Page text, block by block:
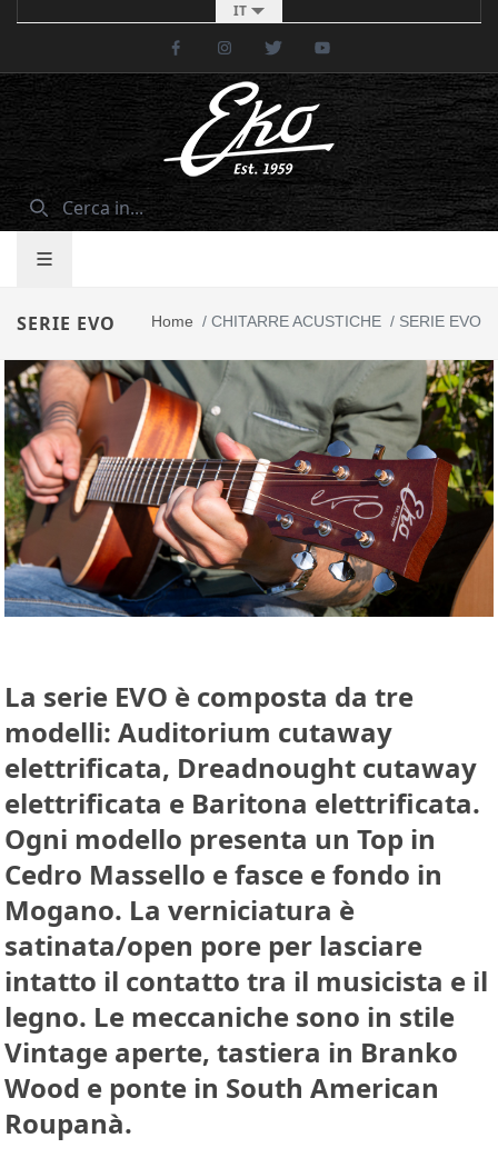
IT
FacebookInstagramTwitter
SERIE EVO Home / CHITARRE ACUSTICHE / SERIE EVO
La serie EVO è composta da tre
modelli: Auditorium cutaway
elettrificata, Dreadnought cutaway
elettrificata e Baritona elettrificata.
Ogni modello presenta un Top in
Cedro Massello e fasce e fondo in
Mogano. La verniciatura è
satinata/open pore per lasciare
intatto il contatto tra il musicista e il
legno. Le meccaniche sono in stile
Vintage aperte, tastiera in Branko
Wood e ponte in South American
Roupanà.